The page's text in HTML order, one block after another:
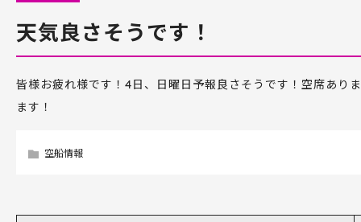
天気良さそうです！
皆様お疲れ様です！4日、日曜日予報良さそうです！空席あり
ます！
空船情報